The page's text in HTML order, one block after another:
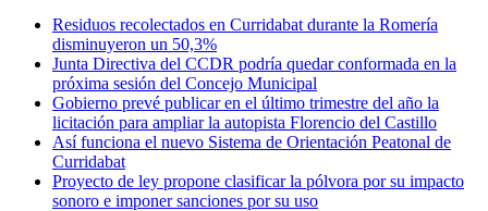
Residuos recolectados en Curridabat durante la Romería
disminuyeron un 50,3%
Junta Directiva del CCDR podría quedar conformada en la
próxima sesión del Concejo Municipal
Gobierno prevé publicar en el último trimestre del año la
licitación para ampliar la autopista Florencio del Castillo
Así funciona el nuevo Sistema de Orientación Peatonal de
Curridabat
Proyecto de ley propone clasificar la pólvora por su impacto
sonoro e imponer sanciones por su uso